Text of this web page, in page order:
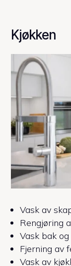
Kjøkken
Vask av
Rengjøring
Vask bak
Fjerning av
Vask av